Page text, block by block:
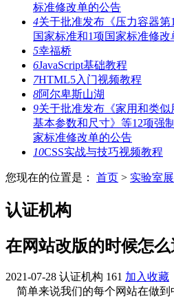
标准修改单的公告
4关于批准发布《压力容器
国家标准和1项国家标准修改
5幸福桥
6JavaScript基础教程
7HTML5入门视频教程
8阿尔卑斯山湖
9关于批准发布《家用和类似
基本参数和尺寸》等12项强
家标准修改单的公告
10CSS实战与技巧视频教程
您现在的位置是： 首页 > 实验室展
认证机构
在网站改版的时候怎
2021-07-28 认证机构 161 加入收藏
简单来说我们的每个网站在做到